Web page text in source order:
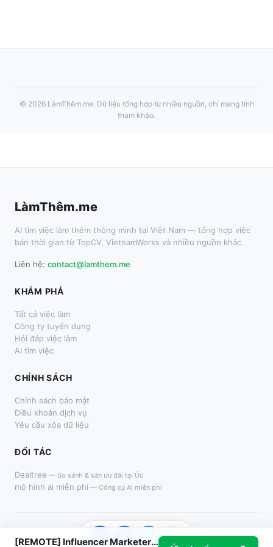
[REMOTE] Influencer Marketer - Tìm kiếm & Booking KOC
© 2026 LàmThêm.me. Dữ liệu tổng hợp từ nhiều nguồn, chỉ mang tính
tham khảo.
Z f TG Link
LàmThêm.me
AI tìm việc làm thêm thông minh tại Việt Nam — tổng hợp việc
bán thời gian từ TopCV, VietnamWorks và nhiều nguồn khác.
Liên hệ: contact@lamthem.me
KHÁM PHÁ
Tất cả việc làm
Công ty tuyển dụng
Hỏi đáp việc làm
AI tìm việc
CHÍNH SÁCH
Chính sách bảo mật
Điều khoản dịch vụ
Yêu cầu xóa dữ liệu
ĐỐI TÁC
Dealtree — So sánh & săn ưu đãi tại Úc
mô hình ai miễn phí — Công cụ AI miễn phí
Một sản phẩm dành cho người tìm việc thời vụ tại Việt Nam.